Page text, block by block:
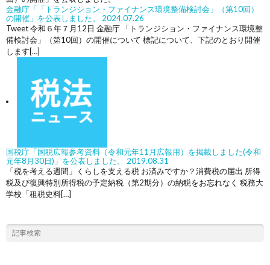
金融庁「「トランジション・ファイナンス環境整備検討会」（第10回）
の開催」を公表しました。
2024.07.26
Tweet 令和６年７月12日 金融庁 「トランジション・ファイナンス環境整
備検討会」（第10回）の開催について 標記について、下記のとおり開催
します[…]
国税庁「国税広報参考資料（令和元年11月広報用）を掲載しました(令和
元年8月30日)」を公表しました。
2019.08.31
「税を考える週間」くらしを支える税 お済みですか？消費税の届出 所得
税及び復興特別所得税の予定納税（第2期分）の納税をお忘れなく 税務大
学校「租税史料[…]